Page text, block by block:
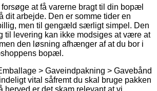
at få varerne bragt til din bopæl
dit arbejde. Den er somme tider en
men til gengæld særligt simpel. Den
til levering kan ikke modsiges at være at
den løsning afhænger af at du bor i
bopæl.
> Gaveindpakning > Gavebånd
vital såfremt du skal bruge pakken
herved er det skam relevant at vi